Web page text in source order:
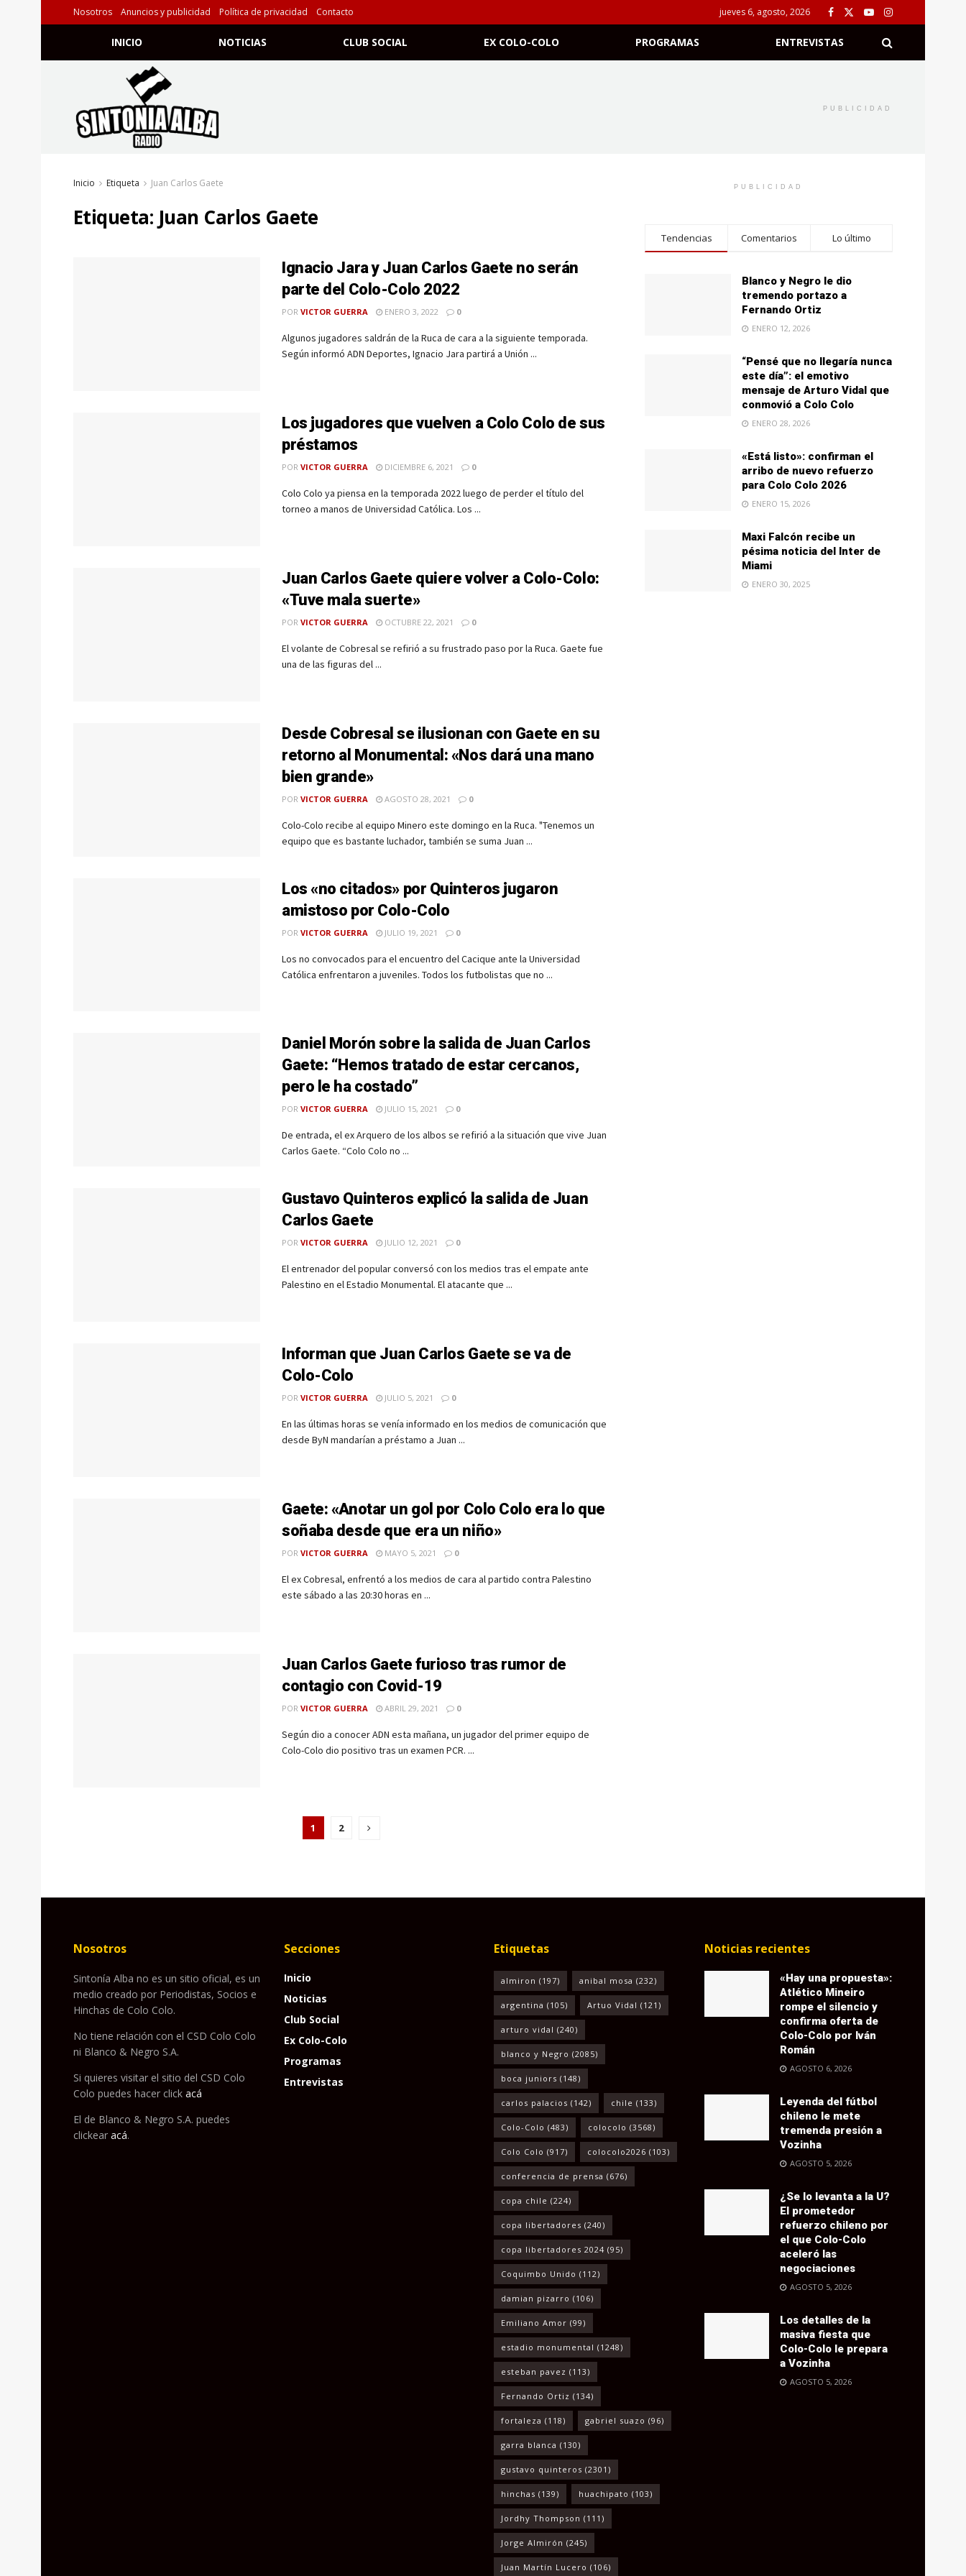
Nosotros Anuncios y publicidad Política de privacidad Contacto jueves 6, agosto, 2026
INICIO NOTICIAS CLUB SOCIAL EX COLO-COLO PROGRAMAS ENTREVISTAS
PUBLICIDAD
Inicio Etiqueta Juan Carlos Gaete
Etiqueta: Juan Carlos Gaete
Ignacio Jara y Juan Carlos Gaete no serán
parte del Colo-Colo 2022
POR VICTOR GUERRA ENERO 3, 2022 0
Algunos jugadores saldrán de la Ruca de cara a la siguiente temporada.
Según informó ADN Deportes, Ignacio Jara partirá a Unión ...
Los jugadores que vuelven a Colo Colo de sus
préstamos
POR VICTOR GUERRA DICIEMBRE 6, 2021 0
Colo Colo ya piensa en la temporada 2022 luego de perder el título del
torneo a manos de Universidad Católica. Los ...
Juan Carlos Gaete quiere volver a Colo-Colo:
«Tuve mala suerte»
POR VICTOR GUERRA OCTUBRE 22, 2021 0
El volante de Cobresal se refirió a su frustrado paso por la Ruca. Gaete fue
una de las figuras del ...
Desde Cobresal se ilusionan con Gaete en su
retorno al Monumental: «Nos dará una mano
bien grande»
POR VICTOR GUERRA AGOSTO 28, 2021 0
Colo-Colo recibe al equipo Minero este domingo en la Ruca. "Tenemos un
equipo que es bastante luchador, también se suma Juan ...
Los «no citados» por Quinteros jugaron
amistoso por Colo-Colo
POR VICTOR GUERRA JULIO 19, 2021 0
Los no convocados para el encuentro del Cacique ante la Universidad
Católica enfrentaron a juveniles. Todos los futbolistas que no ...
Daniel Morón sobre la salida de Juan Carlos
Gaete: “Hemos tratado de estar cercanos,
pero le ha costado”
POR VICTOR GUERRA JULIO 15, 2021 0
De entrada, el ex Arquero de los albos se refirió a la situación que vive Juan
Carlos Gaete. “Colo Colo no ...
Gustavo Quinteros explicó la salida de Juan
Carlos Gaete
POR VICTOR GUERRA JULIO 12, 2021 0
El entrenador del popular conversó con los medios tras el empate ante
Palestino en el Estadio Monumental. El atacante que ...
Informan que Juan Carlos Gaete se va de
Colo-Colo
POR VICTOR GUERRA JULIO 5, 2021 0
En las últimas horas se venía informado en los medios de comunicación que
desde ByN mandarían a préstamo a Juan ...
Gaete: «Anotar un gol por Colo Colo era lo que
soñaba desde que era un niño»
POR VICTOR GUERRA MAYO 5, 2021 0
El ex Cobresal, enfrentó a los medios de cara al partido contra Palestino
este sábado a las 20:30 horas en ...
Juan Carlos Gaete furioso tras rumor de
contagio con Covid-19
POR VICTOR GUERRA ABRIL 29, 2021 0
Según dio a conocer ADN esta mañana, un jugador del primer equipo de
Colo-Colo dio positivo tras un examen PCR. ...
1 2
PUBLICIDAD
Tendencias Comentarios Lo último
Blanco y Negro le dio
tremendo portazo a
Fernando Ortiz
ENERO 12, 2026
“Pensé que no llegaría nunca
este día”: el emotivo
mensaje de Arturo Vidal que
conmovió a Colo Colo
ENERO 28, 2026
«Está listo»: confirman el
arribo de nuevo refuerzo
para Colo Colo 2026
ENERO 15, 2026
Maxi Falcón recibe un
pésima noticia del Inter de
Miami
ENERO 30, 2025
Nosotros
Sintonía Alba no es un sitio oficial, es un
medio creado por Periodistas, Socios e
Hinchas de Colo Colo.
No tiene relación con el CSD Colo Colo
ni Blanco & Negro S.A.
Si quieres visitar el sitio del CSD Colo
Colo puedes hacer click acá
El de Blanco & Negro S.A. puedes
clickear acá.
Secciones
Inicio
Noticias
Club Social
Ex Colo-Colo
Programas
Entrevistas
Etiquetas
almiron (197) anibal mosa (232)
argentina (105) Artuo Vidal (121)
arturo vidal (240)
blanco y Negro (2085)
boca juniors (148)
carlos palacios (142) chile (133)
Colo-Colo (483) colocolo (3568)
Colo Colo (917) colocolo2026 (103)
conferencia de prensa (676)
copa chile (224)
copa libertadores (240)
copa libertadores 2024 (95)
Coquimbo Unido (112)
damian pizarro (106)
Emiliano Amor (99)
estadio monumental (1248)
esteban pavez (113)
Fernando Ortiz (134)
fortaleza (118) gabriel suazo (96)
garra blanca (130)
gustavo quinteros (2301)
hinchas (139) huachipato (103)
Jordhy Thompson (111)
Jorge Almirón (245)
Juan Martín Lucero (106)
Noticias recientes
«Hay una propuesta»:
Atlético Mineiro
rompe el silencio y
confirma oferta de
Colo-Colo por Iván
Román
AGOSTO 6, 2026
Leyenda del fútbol
chileno le mete
tremenda presión a
Vozinha
AGOSTO 5, 2026
¿Se lo levanta a la U?
El prometedor
refuerzo chileno por
el que Colo-Colo
aceleró las
negociaciones
AGOSTO 5, 2026
Los detalles de la
masiva fiesta que
Colo-Colo le prepara
a Vozinha
AGOSTO 5, 2026